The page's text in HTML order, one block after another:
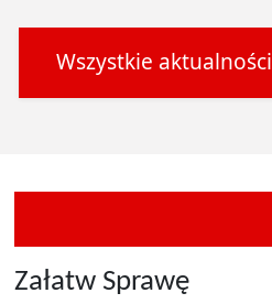
Wszystkie aktualności
Załatw Sprawę